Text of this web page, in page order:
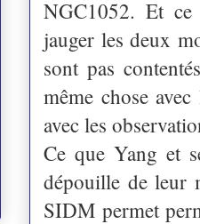
NGC1052. Et ce
jauger les deux
sont pas
même chose
avec les
Ce que Yang et
dépouille de leur
SIDM permet